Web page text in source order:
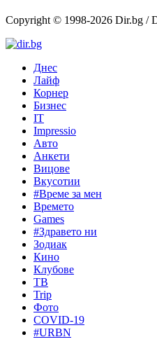
Copyright © 1998-2026 Dir.bg /
Днес
Лайф
Корнер
Бизнес
IT
Impressio
Авто
Анкети
Вицове
Вкусотии
#Време за мен
Времето
Games
#Здравето ни
Зодиак
Кино
Клубове
ТВ
Trip
Фото
COVID-19
#URBN